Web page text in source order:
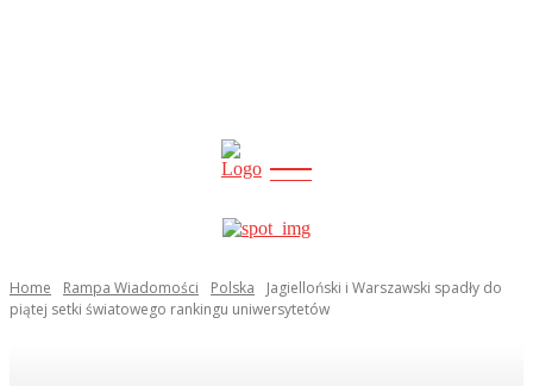
news
Home Rampa Wiadomości Polska
Jagielloński i Warszawski spadły do
piątej setki światowego rankingu uniwersytetów